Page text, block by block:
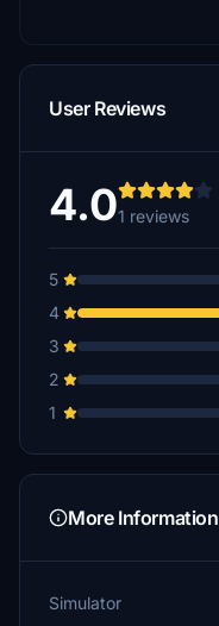
User Reviews
4.01 reviews
5
4
3
2
1
More Information
Simulator